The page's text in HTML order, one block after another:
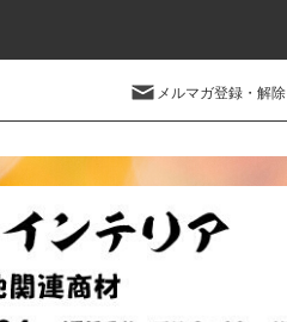
メルマガ登録・解除